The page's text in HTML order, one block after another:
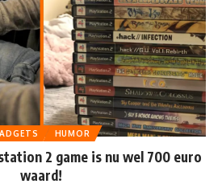
HUMOR
2 game is nu wel 700 euro
waard!